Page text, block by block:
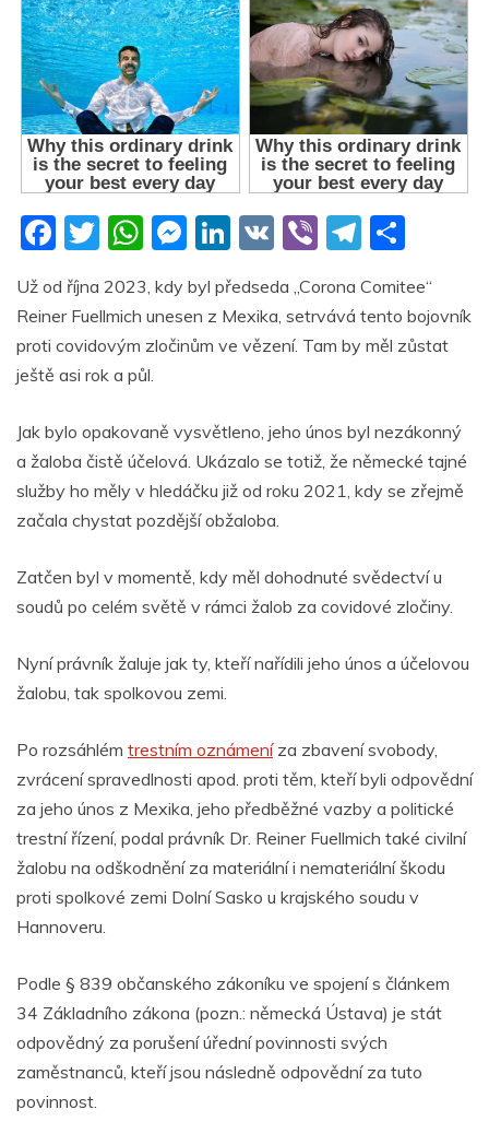
F
a
c
e
b
o
k
T
itt
er
W
at
s
A
p
M
ss
e
er
Li
n
k
e
V
Vi
er
T
e
gr
ar
e
Už od října 2023, kdy byl předseda „Corona Comitee“
Reiner Fuellmich unesen z Mexika, setrvává tento bojovník
proti covidovým zločinům ve vězení. Tam by měl zůstat
ještě asi rok a půl.
Jak bylo opakovaně vysvětleno, jeho únos byl nezákonný
a žaloba čistě účelová. Ukázalo se totiž, že německé tajné
služby ho měly v hledáčku již od roku 2021, kdy se zřejmě
začala chystat pozdější obžaloba.
Zatčen byl v momentě, kdy měl dohodnuté svědectví u
soudů po celém světě v rámci žalob za covidové zločiny.
Nyní právník žaluje jak ty, kteří nařídili jeho únos a účelovou
žalobu, tak spolkovou zemi.
Po rozsáhlém trestním oznámeníza zbavení svobody,
zvrácení spravedlnosti apod. proti těm, kteří byli odpovědní
za jeho únos z Mexika, jeho předběžné vazby a politické
trestní řízení, podal právník Dr. Reiner Fuellmich také civilní
žalobu na odškodnění za materiální i nemateriální škodu
proti spolkové zemi Dolní Sasko u krajského soudu v
Hannoveru.
Podle § 839 občanského zákoníku ve spojení s článkem
34 Základního zákona (pozn.: německá Ústava) je stát
odpovědný za porušení úřední povinnosti svých
zaměstnanců, kteří jsou následně odpovědní za tuto
povinnost.